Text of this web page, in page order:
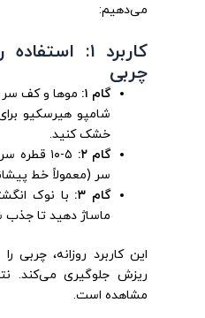
می‌دهیم:
کاربرد ۱:
چربی
گام ۱:
موها و کف سر
شامپو هیرسکیو
خشک کنید.
گام ۲:
۵-۱۰
سر (معمولاً خط
گام ۳:
ماساژ دهید تا جذب
این کاربرد روزانه، چربی
مشاهده است.